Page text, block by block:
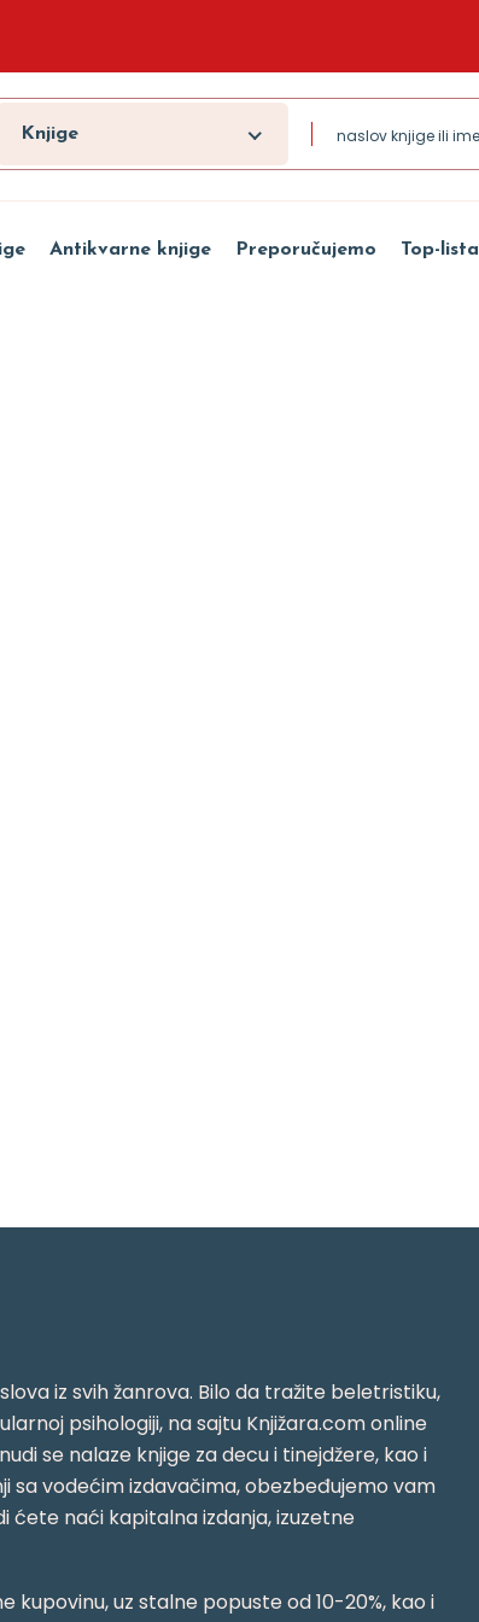
Knjige
Antikvarne knjige Preporučujemo Top-lista
iz svih žanrova. Bilo da tražite beletristiku,
psihologiji, na sajtu Knjižara.com online
se nalaze knjige za decu i tinejdžere, kao i
sa vodećim izdavačima, obezbeđujemo vam
ćete naći kapitalna izdanja, izuzetne
uz stalne popuste od 10-20%, kao i